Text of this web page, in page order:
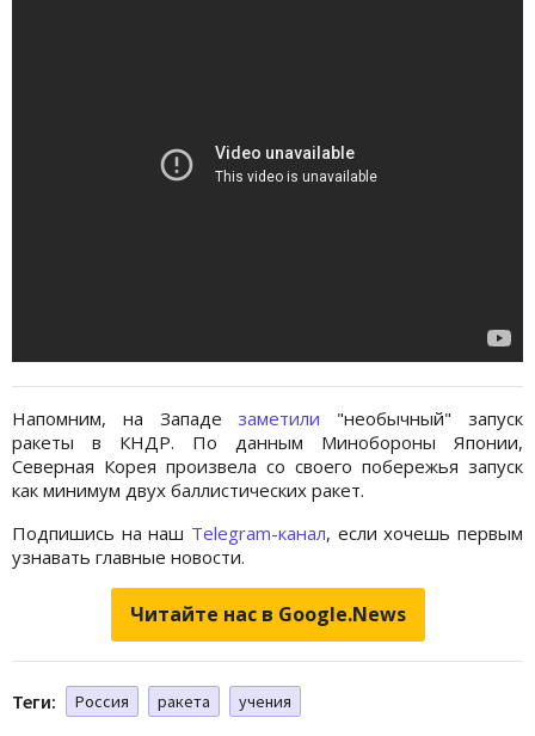
Напомним, на Западезаметили "необычный" запуск
ракеты в КНДР. По данным Минобороны Японии,
Северная Корея произвела со своего побережья запуск
как минимум двух баллистических ракет.
Подпишись на наш Telegram-канал, если хочешь первым
узнавать главные новости.
Читайте нас в Google.News
Теги: Россия ракета учения